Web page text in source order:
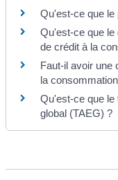
Qu'est-ce que le
Qu'est-ce que le
de crédit à la
Faut-il avoir une
la
Qu'est-ce que le
global (TAEG) ?